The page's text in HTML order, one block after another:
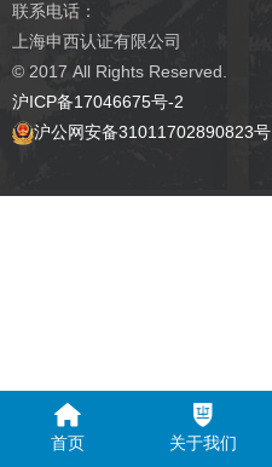
联系电话：
上海申西认证有限公司
© 2017 All Rights Reserved.
沪ICP备17046675号-2
沪公网安备31011702890823号
首页 关于我们